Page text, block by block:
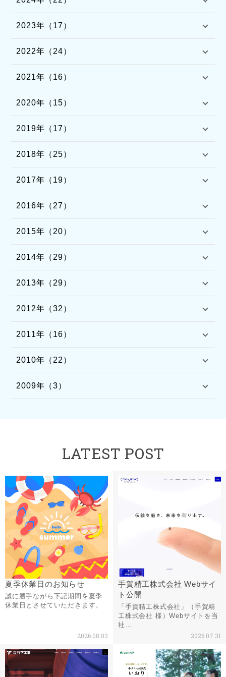
2023年（17）
2022年（24）
2021年（16）
2020年（15）
2019年（17）
2018年（25）
2017年（19）
2016年（27）
2015年（20）
2014年（29）
2013年（29）
2012年（32）
2011年（16）
2010年（22）
2009年（3）
LATEST POST
夏季休業日のお知らせ
誠に勝手ながら下記期間を夏季
休業日とさせていただきます。
2026.08.03
手賀精工株式会社 Webサイ
ト公開
「手賀精工株式会社」（手賀精
工株式会社 様）Webサイトを当
社…
2026.07.31